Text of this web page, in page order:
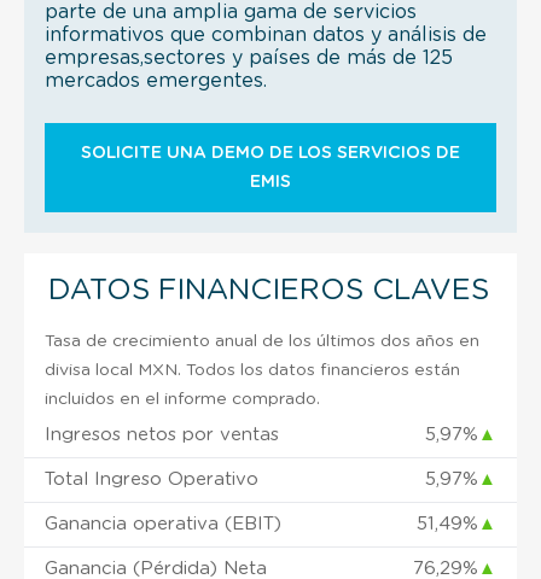
parte de una amplia gama de servicios
informativos que combinan datos y análisis de
empresas,sectores y países de más de 125
mercados emergentes.
SOLICITE UNA DEMO DE LOS SERVICIOS DE
EMIS
DATOS FINANCIEROS CLAVES
Tasa de crecimiento anual de los últimos dos años en
divisa local MXN. Todos los datos financieros están
incluidos en el informe comprado.
Ingresos netos por ventas 5,97% ▲
Total Ingreso Operativo 5,97% ▲
Ganancia operativa (EBIT) 51,49% ▲
Ganancia (Pérdida) Neta 76,29% ▲